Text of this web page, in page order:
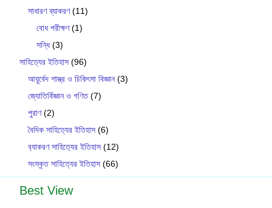
সাধারণ ব্যাকরণ(11)
বোধ পরীক্ষণ(1)
সন্ধি(3)
সাহিত্যের ইতিহাস (96)
আয়ুর্বেদ শাস্ত্র ও চিকিৎসা বিজ্ঞান(3)
জ্যোতির্বিজ্ঞান ও গণিত(7)
পুরাণ(2)
বৈদিক সাহিত্যের ইতিহাস (6)
ব‍্যাকরণ সাহিত‍্যের ইতিহাস (12)
সংস্কৃত সাহিত্যের ইতিহাস (66)
Best View